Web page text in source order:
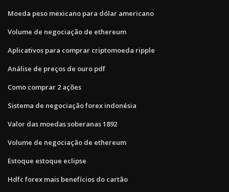
Moeda peso mexicano para dólar americano
Volume de negociação de ethereum
Aplicativos para comprar criptomoeda ripple
Análise de preços de ouro pdf
Como comprar 2 ações
Sistema de negociação forex indonésia
Valor das moedas soberanas 1892
Volume de negociação de ethereum
Estoque estoque eclipse
Hdfc forex mais benefícios do cartão